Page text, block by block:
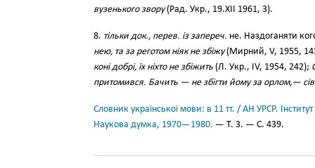
вузенького звору(Рад. Укр., 19.XII 1961, 3).
8. тільки док., перев. із запереч. не. Наздоганяти
нею, та за реготом ніяк не збіжу(Мирний, V, 1955,
коні добрі, їх ніхто не збіжить (Л. Укр., IV, 1954, 242);
притомився. Бачить — не збігти йому за орлом,—
Словник української мови: в 11 тт. / АН УРСР.
Наукова думка, 1970—1980. — Т. 3. — С. 439.